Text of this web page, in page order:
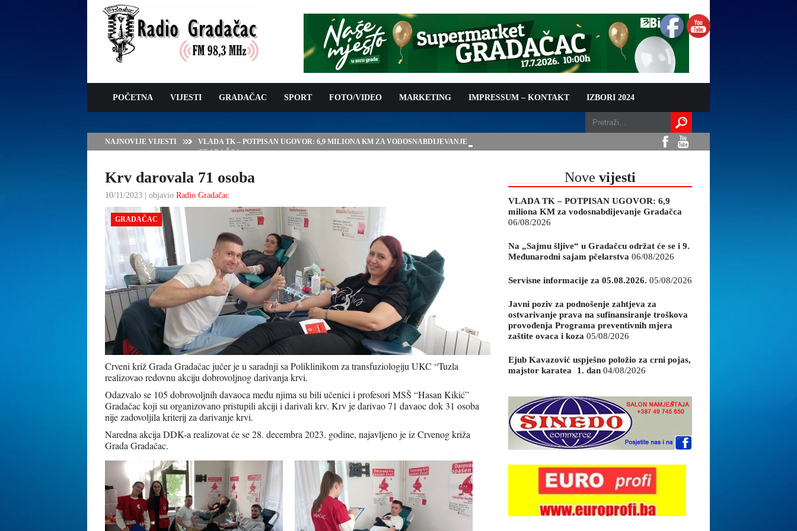
POČETNA VIJESTI GRADAČAC SPORT FOTO/VIDEO MARKETING IMPRESSUM – KONTAKT IZBORI 2024
NAJNOVIJE VIJESTI
VLADA TK – POTPISAN UGOVOR: 6,9 MILIONA KM ZA VODOSNABDIJEVANJE
GRADAČCA
Krv darovala 71 osoba
10/11/2023 | objavio Radio Gradačac
GRADAČAC
Crveni križ Grada Gradačac jučer je u saradnji sa Poliklinikom za transfuziologiju UKC “Tuzla
realizovao redovnu akciju dobrovoljnog darivanja krvi.
Odazvalo se 105 dobrovoljnih davaoca među njima su bili učenici i profesori MSŠ “Hasan Kikić”
Gradačac koji su organizovano pristupili akciji i darivali krv. Krv je darivao 71 davaoc dok 31 osoba
nije zadovoljila kriterij za darivanje krvi.
Naredna akcija DDK-a realizovat će se 28. decembra 2023. godine, najavljeno je iz Crvenog križa
Grada Gradačac.
Nove vijesti
VLADA TK – POTPISAN UGOVOR: 6,9
miliona KM za vodosnabdijevanje Gradačca
06/08/2026
Na „Sajmu šljive“ u Gradačcu održat će se i 9.
Međunarodni sajam pčelarstva 06/08/2026
Servisne informacije za 05.08.2026. 05/08/2026
Javni poziv za podnošenje zahtjeva za
ostvarivanje prava na sufinansiranje troškova
provođenja Programa preventivnih mjera
zaštite ovaca i koza 05/08/2026
Ejub Kavazović uspješno položio za crni pojas,
majstor karatea 1. dan 04/08/2026